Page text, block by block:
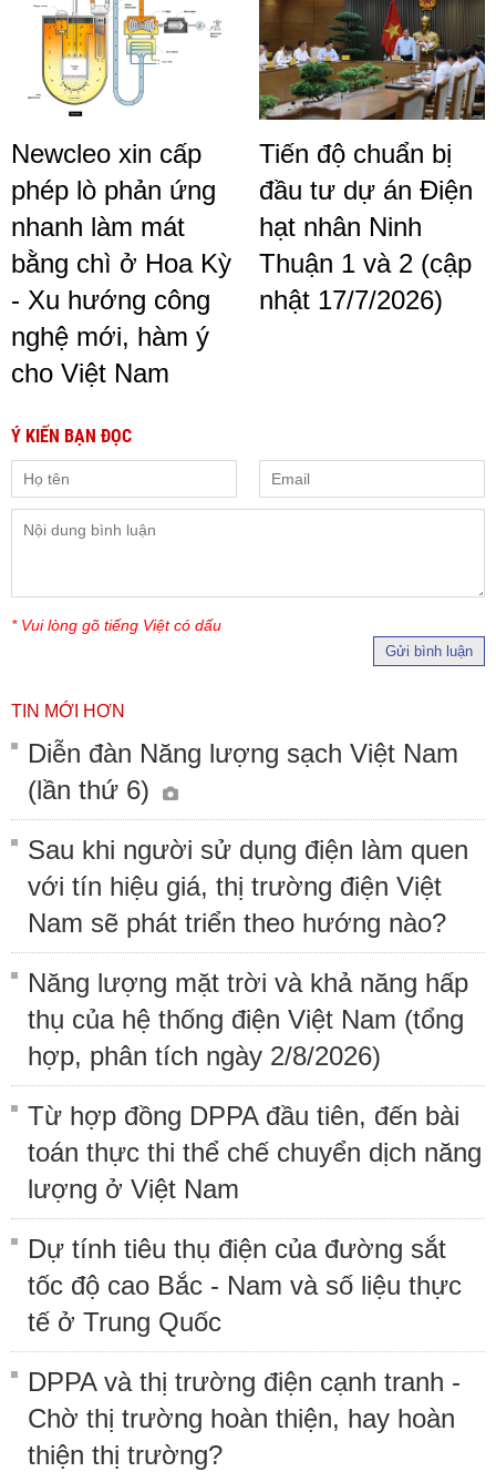
Newcleo xin cấp
phép lò phản ứng
nhanh làm mát
bằng chì ở Hoa Kỳ
- Xu hướng công
nghệ mới, hàm ý
cho Việt Nam
Tiến độ chuẩn bị
đầu tư dự án Điện
hạt nhân Ninh
Thuận 1 và 2 (cập
nhật 17/7/2026)
Ý KIẾN BẠN ĐỌC
* Vui lòng gõ tiếng Việt có dấu
Gửi bình luận
TIN MỚI HƠN
Diễn đàn Năng lượng sạch Việt Nam
(lần thứ 6)
Sau khi người sử dụng điện làm quen
với tín hiệu giá, thị trường điện Việt
Nam sẽ phát triển theo hướng nào?
Năng lượng mặt trời và khả năng hấp
thụ của hệ thống điện Việt Nam (tổng
hợp, phân tích ngày 2/8/2026)
Từ hợp đồng DPPA đầu tiên, đến bài
toán thực thi thể chế chuyển dịch năng
lượng ở Việt Nam
Dự tính tiêu thụ điện của đường sắt
tốc độ cao Bắc - Nam và số liệu thực
tế ở Trung Quốc
DPPA và thị trường điện cạnh tranh -
Chờ thị trường hoàn thiện, hay hoàn
thiện thị trường?